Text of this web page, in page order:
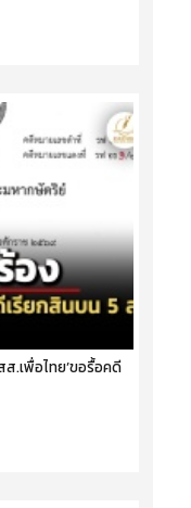
.เพื่อไทย’ขอรื้อคดี